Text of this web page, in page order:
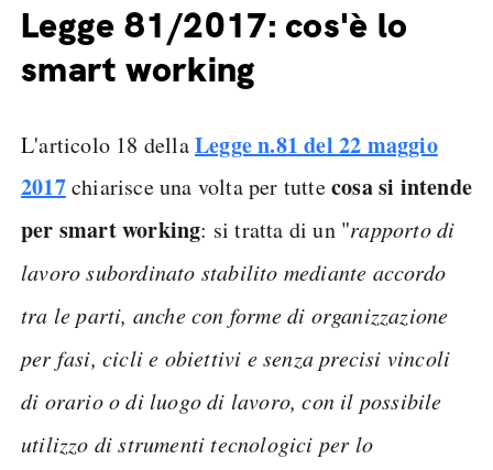
Legge 81/2017: cos'è lo
smart working
L'articolo 18 dellaLegge n.81 del 22 maggio
2017chiarisce una volta per tuttecosa si intende
per smart working: si tratta di un "rapporto di
lavoro subordinato stabilito mediante accordo
tra le parti, anche con forme di organizzazione
per fasi, cicli e obiettivi e senza precisi vincoli
di orario o di luogo di lavoro, con il possibile
utilizzo di strumenti tecnologici per lo